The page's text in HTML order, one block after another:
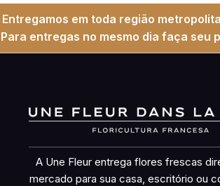
Entregamos em toda região
Para entregas no mesmo dia faça seu
A Une Fleur entrega flores frescas
mercado para sua casa, escritório ou